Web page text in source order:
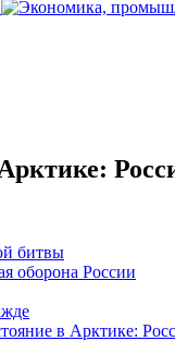
битвы
оборона России
в Арктике: